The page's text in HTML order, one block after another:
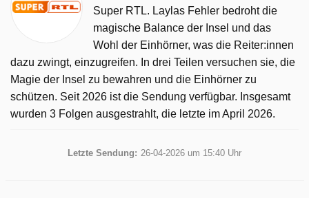
Super RTL. Laylas Fehler bedroht die
magische Balance der Insel und das
Wohl der Einhörner, was die Reiter:innen
dazu zwingt, einzugreifen. In drei Teilen versuchen sie, die
Magie der Insel zu bewahren und die Einhörner zu
schützen. Seit 2026 ist die Sendung verfügbar. Insgesamt
wurden 3 Folgen ausgestrahlt, die letzte im April 2026.
Letzte Sendung: 26-04-2026 um 15:40 Uhr